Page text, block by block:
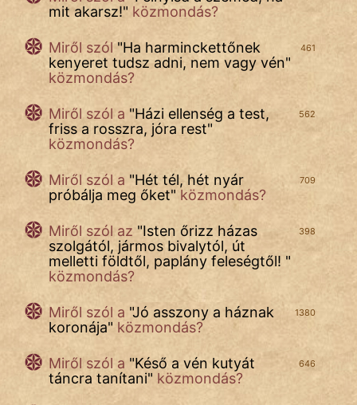
FILM
ÉLETMÓD
TÖRTÉNELEM
Népszerű szerzőink:
cinege
fantom
Jób Gedeon
mit akarsz!" közmondás?
461
Miről szól "Ha harminckettőnek
kenyeret tudsz adni, nem vagy vén"
közmondás?
562
Miről szól a "Házi ellenség a test,
friss a rosszra, jóra rest"
közmondás?
709
Miről szól a "Hét tél, hét nyár
próbálja meg őket" közmondás?
398
Miről szól az "Isten őrizz házas
szolgától, jármos bivalytól, út
melletti földtől, paplány feleségtől! "
közmondás?
1380
Miről szól a "Jó asszony a háznak
koronája" közmondás?
646
Miről szól a "Késő a vén kutyát
táncra tanítani" közmondás?